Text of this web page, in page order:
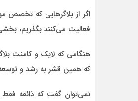
اگر از بلاگرهایی که تخصص
فعالیت می‌کنند بگذریم،
هنگامی که لایک و کامنت
که همین قشر به رشد و
نمی‌توان گفت که ذائقه